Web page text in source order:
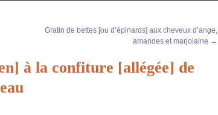
Gratin de bettes [ou d’épinards] aux cheveux d’ange,
amandes et marjolaine →
à la confiture [allégée] de